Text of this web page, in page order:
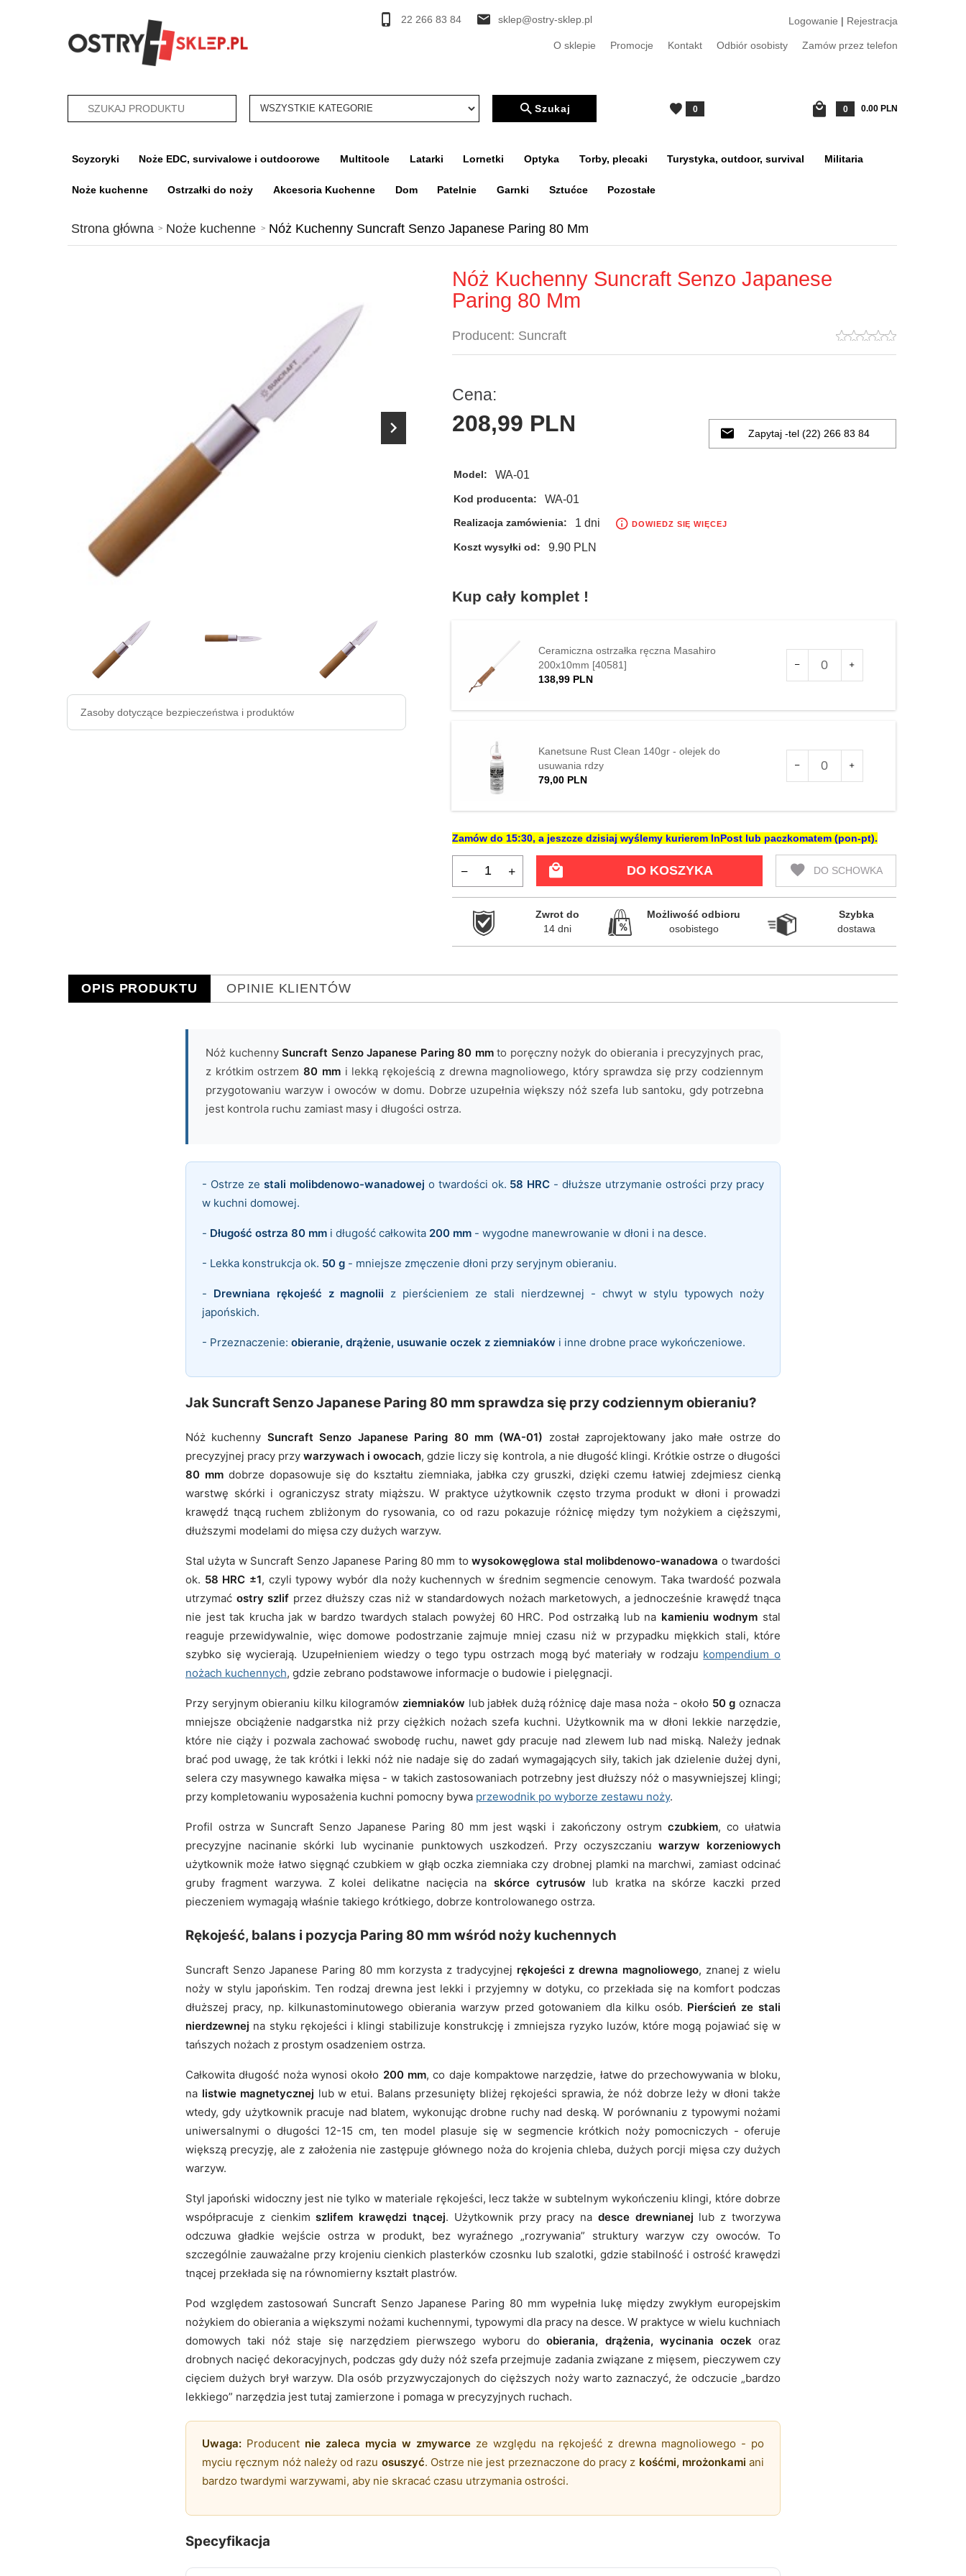
22 266 83 84 sklep@ostry-sklep.pl Logowanie | Rejestracja
O sklepie Promocje Kontakt Odbiór osobisty Zamów przez telefon
categories_searcher Szukaj 0 0.00PLN
Scyzoryki Noże EDC, survivalowe i outdoorowe Multitoole Latarki Lornetki Optyka Torby, plecaki Turystyka, outdoor, survival Militaria
Noże kuchenne Ostrzałki do noży Akcesoria Kuchenne Dom Patelnie Garnki Sztućce Pozostałe
Strona główna Noże kuchenne Nóż Kuchenny Suncraft Senzo Japanese Paring 80 Mm
Zasoby dotyczące bezpieczeństwa i produktów
Nóż Kuchenny Suncraft Senzo Japanese
Paring 80 Mm
Producent: Suncraft
Cena:
208,99 PLN Zapytaj -tel (22) 266 83 84
Model: WA-01
Kod producenta: WA-01
Realizacja zamówienia: 1 dni DOWIEDZ SIĘ WIĘCEJ
Koszt wysyłki od: 9.90 PLN
Kup cały komplet !
Ceramiczna ostrzałka ręczna Masahiro
200x10mm [40581]
138,99 PLN
produktu
Kanetsune Rust Clean 140gr - olejek do
usuwania rdzy
79,00 PLN
produktu
Zamów do 15:30, a jeszcze dzisiaj wyślemy kurierem InPost lub paczkomatem (pon-pt).
DO KOSZYKA DO SCHOWKA
Zwrot do
14 dni
Możliwość odbioru
osobistego
Szybka
dostawa
OPIS PRODUKTU OPINIE KLIENTÓW
Nóż kuchennySuncraft Senzo Japanese Paring 80 mmto poręczny nożyk do obierania i precyzyjnych prac,
z krótkim ostrzem80 mmi lekką rękojeścią z drewna magnoliowego, który sprawdza się przy codziennym
przygotowaniu warzyw i owoców w domu. Dobrze uzupełnia większy nóż szefa lub santoku, gdy potrzebna
jest kontrola ruchu zamiast masy i długości ostrza.
- Ostrze ze stali molibdenowo-wanadowej o twardości ok. 58 HRC - dłuższe utrzymanie ostrości przy pracy
w kuchni domowej.
- Długość ostrza 80 mm i długość całkowita 200 mm - wygodne manewrowanie w dłoni i na desce.
- Lekka konstrukcja ok. 50 g - mniejsze zmęczenie dłoni przy seryjnym obieraniu.
- Drewniana rękojeść z magnolii z pierścieniem ze stali nierdzewnej - chwyt w stylu typowych noży
japońskich.
- Przeznaczenie: obieranie, drążenie, usuwanie oczek z ziemniaków i inne drobne prace wykończeniowe.
Jak Suncraft Senzo Japanese Paring 80 mm sprawdza się przy codziennym obieraniu?
Nóż kuchenny Suncraft Senzo Japanese Paring 80 mm (WA-01) został zaprojektowany jako małe ostrze do
precyzyjnej pracy przywarzywach i owocach, gdzie liczy się kontrola, a nie długość klingi. Krótkie ostrze o długości
80 mmdobrze dopasowuje się do kształtu ziemniaka, jabłka czy gruszki, dzięki czemu łatwiej zdejmiesz cienką
warstwę skórki i ograniczysz straty miąższu. W praktyce użytkownik często trzyma produkt w dłoni i prowadzi
krawędź tnącą ruchem zbliżonym do rysowania, co od razu pokazuje różnicę między tym nożykiem a cięższymi,
dłuższymi modelami do mięsa czy dużych warzyw.
Stal użyta w Suncraft Senzo Japanese Paring 80 mm towysokowęglowa stal molibdenowo-wanadowa o twardości
ok. 58 HRC ±1, czyli typowy wybór dla noży kuchennych w średnim segmencie cenowym. Taka twardość pozwala
utrzymać ostry szlif przez dłuższy czas niż w standardowych nożach marketowych, a jednocześnie krawędź tnąca
nie jest tak krucha jak w bardzo twardych stalach powyżej 60 HRC. Pod ostrzałką lub na kamieniu wodnym stal
reaguje przewidywalnie, więc domowe podostrzanie zajmuje mniej czasu niż w przypadku miękkich stali, które
szybko się wycierają. Uzupełnieniem wiedzy o tego typu ostrzach mogą być materiały w rodzaju kompendium o
nożach kuchennych, gdzie zebrano podstawowe informacje o budowie i pielęgnacji.
Przy seryjnym obieraniu kilku kilogramów ziemniaków lub jabłek dużą różnicę daje masa noża - około 50 g oznacza
mniejsze obciążenie nadgarstka niż przy ciężkich nożach szefa kuchni. Użytkownik ma w dłoni lekkie narzędzie,
które nie ciąży i pozwala zachować swobodę ruchu, nawet gdy pracuje nad zlewem lub nad miską. Należy jednak
brać pod uwagę, że tak krótki i lekki nóż nie nadaje się do zadań wymagających siły, takich jak dzielenie dużej dyni,
selera czy masywnego kawałka mięsa - w takich zastosowaniach potrzebny jest dłuższy nóż o masywniejszej klingi;
przy kompletowaniu wyposażenia kuchni pomocny bywa przewodnik po wyborze zestawu noży.
Profil ostrza w Suncraft Senzo Japanese Paring 80 mm jest wąski i zakończony ostrymczubkiem, co ułatwia
precyzyjne nacinanie skórki lub wycinanie punktowych uszkodzeń. Przy oczyszczaniu warzyw korzeniowych
użytkownik może łatwo sięgnąć czubkiem w głąb oczka ziemniaka czy drobnej plamki na marchwi, zamiast odcinać
gruby fragment warzywa. Z kolei delikatne nacięcia na skórce cytrusów lub kratka na skórze kaczki przed
pieczeniem wymagają właśnie takiego krótkiego, dobrze kontrolowanego ostrza.
Rękojeść, balans i pozycja Paring 80 mm wśród noży kuchennych
Suncraft Senzo Japanese Paring 80 mm korzysta z tradycyjnej rękojeści z drewna magnoliowego, znanej z wielu
noży w stylu japońskim. Ten rodzaj drewna jest lekki i przyjemny w dotyku, co przekłada się na komfort podczas
dłuższej pracy, np. kilkunastominutowego obierania warzyw przed gotowaniem dla kilku osób. Pierścień ze stali
nierdzewnej na styku rękojeści i klingi stabilizuje konstrukcję i zmniejsza ryzyko luzów, które mogą pojawiać się w
tańszych nożach z prostym osadzeniem ostrza.
Całkowita długość noża wynosi około 200 mm, co daje kompaktowe narzędzie, łatwe do przechowywania w bloku,
na listwie magnetycznej lub w etui. Balans przesunięty bliżej rękojeści sprawia, że nóż dobrze leży w dłoni także
wtedy, gdy użytkownik pracuje nad blatem, wykonując drobne ruchy nad deską. W porównaniu z typowymi nożami
uniwersalnymi o długości 12-15 cm, ten model plasuje się w segmencie krótkich noży pomocniczych - oferuje
większą precyzję, ale z założenia nie zastępuje głównego noża do krojenia chleba, dużych porcji mięsa czy dużych
warzyw.
Styl japoński widoczny jest nie tylko w materiale rękojeści, lecz także w subtelnym wykończeniu klingi, które dobrze
współpracuje z cienkimszlifem krawędzi tnącej. Użytkownik przy pracy na desce drewnianej lub z tworzywa
odczuwa gładkie wejście ostrza w produkt, bez wyraźnego „rozrywania” struktury warzyw czy owoców. To
szczególnie zauważalne przy krojeniu cienkich plasterków czosnku lub szalotki, gdzie stabilność i ostrość krawędzi
tnącej przekłada się na równomierny kształt plastrów.
Pod względem zastosowań Suncraft Senzo Japanese Paring 80 mm wypełnia lukę między zwykłym europejskim
nożykiem do obierania a większymi nożami kuchennymi, typowymi dla pracy na desce. W praktyce w wielu kuchniach
domowych taki nóż staje się narzędziem pierwszego wyboru doobierania, drążenia, wycinania oczekoraz
drobnych nacięć dekoracyjnych, podczas gdy duży nóż szefa przejmuje zadania związane z mięsem, pieczywem czy
cięciem dużych brył warzyw. Dla osób przyzwyczajonych do cięższych noży warto zaznaczyć, że odczucie „bardzo
lekkiego” narzędzia jest tutaj zamierzone i pomaga w precyzyjnych ruchach.
Uwaga: Producent nie zaleca mycia w zmywarce ze względu na rękojeść z drewna magnoliowego - po
myciu ręcznym nóż należy od razu osuszyć. Ostrze nie jest przeznaczone do pracy z kośćmi, mrożonkami ani
bardzo twardymi warzywami, aby nie skracać czasu utrzymania ostrości.
Specyfikacja